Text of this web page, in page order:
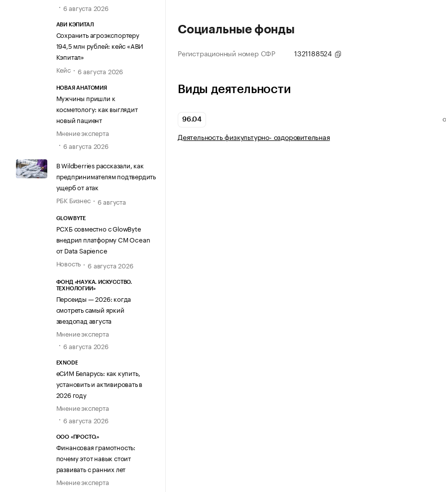
6 августа 2026
АВИ КЭПИТАЛ
Сохранить агроэкспортеру
194,5 млн рублей: кейс «АВИ
Кэпитал»
Кейс
6 августа 2026
НОВАЯ АНАТОМИЯ
Мужчины пришли к
косметологу: как выглядит
новый пациент
Мнение эксперта
6 августа 2026
В Wildberries рассказали, как
предпринимателям подтвердить
ущерб от атак
РБК Бизнес
6 августа
GLOWBYTE
РСХБ совместно с GlowByte
внедрил платформу CM Ocean
от Data Sapience
Новость
6 августа 2026
ФОНД «НАУКА. ИСКУССТВО.
ТЕХНОЛОГИИ»
Персеиды — 2026: когда
смотреть самый яркий
звездопад августа
Мнение эксперта
6 августа 2026
EXNODE
еСИМ Беларусь: как купить,
установить и активировать в
2026 году
Мнение эксперта
6 августа 2026
ООО «ПРОСТО.»
Финансовая грамотность:
почему этот навык стоит
развивать с ранних лет
Мнение эксперта
Социальные фонды
Регистрационный номер СФР 1321188524
Виды деятельности
96.04
Деятельность физкультурно- оздоровительная